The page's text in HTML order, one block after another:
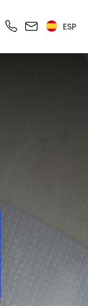
ESP